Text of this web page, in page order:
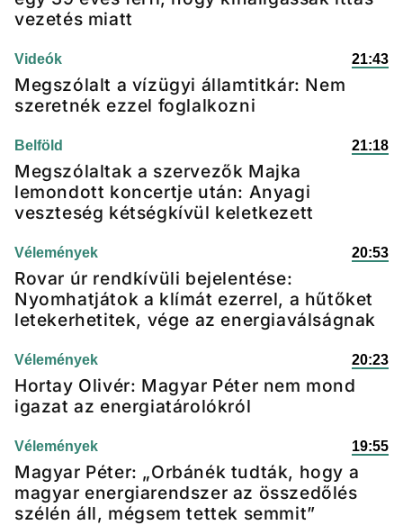
vezetés miatt
Videók 21:43
Megszólalt a vízügyi államtitkár: Nem
szeretnék ezzel foglalkozni
Belföld 21:18
Megszólaltak a szervezők Majka
lemondott koncertje után: Anyagi
veszteség kétségkívül keletkezett
Vélemények 20:53
Rovar úr rendkívüli bejelentése:
Nyomhatjátok a klímát ezerrel, a hűtőket
letekerhetitek, vége az energiaválságnak
Vélemények 20:23
Hortay Olivér: Magyar Péter nem mond
igazat az energiatárolókról
Vélemények 19:55
Magyar Péter: „Orbánék tudták, hogy a
magyar energiarendszer az összedőlés
szélén áll, mégsem tettek semmit”